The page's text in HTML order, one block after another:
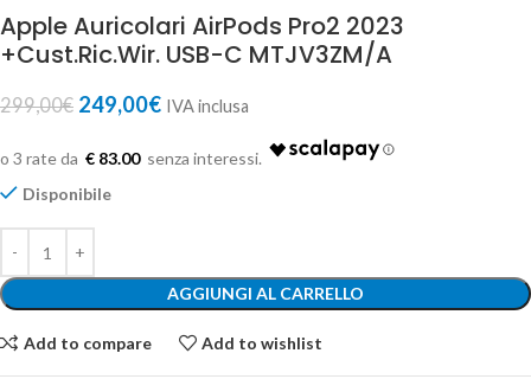
Apple Auricolari AirPods Pro2 2023
+Cust.Ric.Wir. USB-C MTJV3ZM/A
299,00€ 249,00€ IVA inclusa
€ 83.00
Disponibile
AGGIUNGI AL CARRELLO
Add to compare Add to wishlist